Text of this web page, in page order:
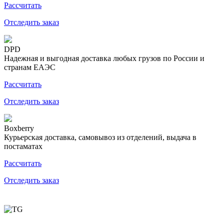
Рассчитать
Отследить заказ
DPD
Надежная и выгодная доставка любых грузов по России и
странам ЕАЭС
Рассчитать
Отследить заказ
Boxberry
Курьерская доставка, самовывоз из отделений, выдача в
постаматах
Рассчитать
Отследить заказ